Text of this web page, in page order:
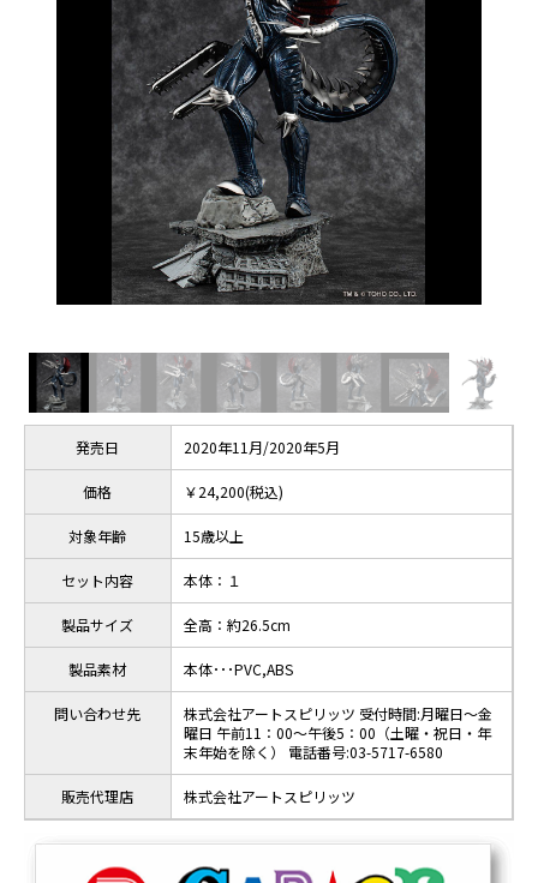
発売日 2020年11月/2020年5月
価格 ￥24,200(税込)
対象年齢 15歳以上
セット内容 本体：１
製品サイズ 全高：約26.5cm
製品素材 本体･･･PVC,ABS
問い合わせ先
株式会社アートスピリッツ 受付時間:月曜日～金
曜日 午前11：00～午後5：00（土曜・祝日・年
末年始を除く） 電話番号:03-5717-6580
販売代理店 株式会社アートスピリッツ